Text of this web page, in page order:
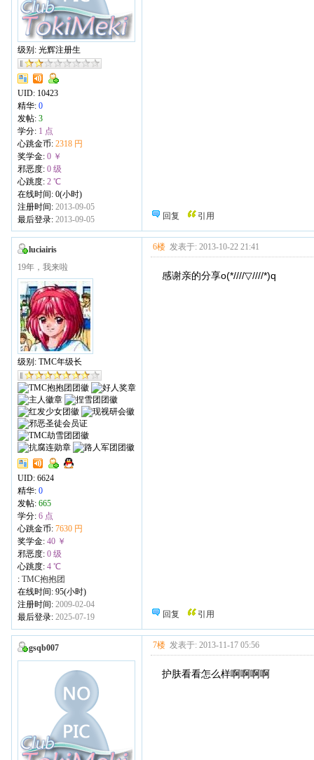
级别: 光辉注册生
UID: 10423
精华: 0
发帖: 3
学分: 1 点
心跳金币: 2318 円
奖学金: 0 ￥
邪恶度: 0 级
心跳度: 2 ℃
在线时间: 0(小时)
注册时间: 2013-09-05
最后登录: 2013-09-05 回复 引用
luciairis
19年，我来啦
级别: TMC年级长
UID: 6624
精华: 0
发帖: 665
学分: 6 点
心跳金币: 7630 円
奖学金: 40 ￥
邪恶度: 0 级
心跳度: 4 ℃
: TMC抱抱团
在线时间: 95(小时)
注册时间: 2009-02-04
最后登录: 2025-07-19
6楼 发表于: 2013-10-22 21:41
感谢亲的分享o(*////▽////*)q
回复 引用
gsqb007 7楼 发表于: 2013-11-17 05:56
护肤看看怎么样啊啊啊啊